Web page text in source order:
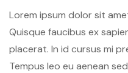
Lorem ipsum dolor sit
Quisque faucibus ex
placerat. In id cursus mi
Tempus leo eu aenean